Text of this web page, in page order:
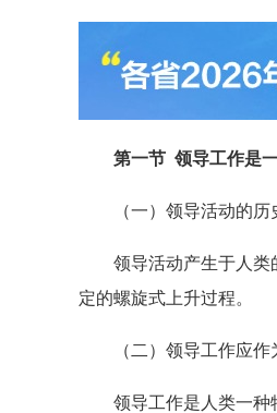
第一节 领导工作是
（一）领导活动的历
领导活动产生于人类的
定的螺旋式上升过程。
（二）领导工作应作
领导工作是人类一种特